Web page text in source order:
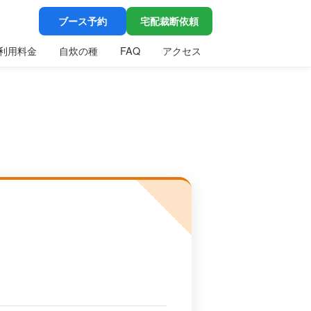
ブース予約 宅配裁断依頼
用料金 自炊の種 FAQ アクセス